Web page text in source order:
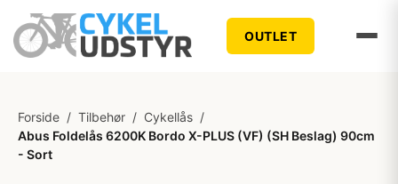
OUTLET
Forside / Tilbehør / Cykellås /
Abus Foldelås 6200K Bordo X-PLUS (VF) (SH Beslag) 90cm
- Sort